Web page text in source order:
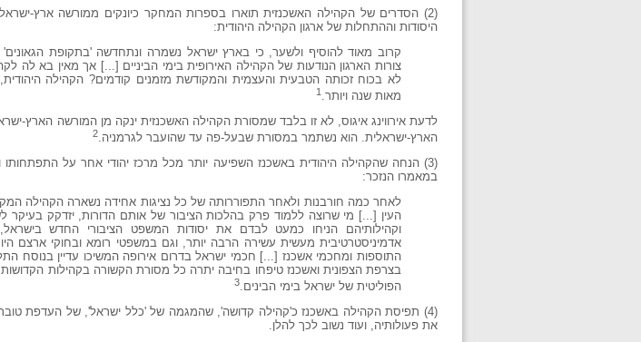
(2) הסדרים של הקהילה האשכנזית תוארו בספרות המחקר כיונקים ממורשה ארץ-
היסודות וההתחלות של ארגון הקהילה היהודית:
קרוב מאוד להוסיף ולשער, כי בארץ ישראל נשמרה ונתחדשה 'בתקופת
צורות הארגון הנודעות של הקהילה האירופית בימי הביניים [...] אך מאין בא
לא בכוח זכותה הטבעית והעצמית והמקודשת מזמנים קודמים? הקהילה
מאות שנה ויותר. 1
לדעת אירווינג איגוס, לא זו בלבד שמסורת הקהילה האשכנזית ינקה מן המורשה הארץ-
הארץ-ישראלית. הוא נשתמר במסורת שבעל-פה עד שהועבר לגרמניה.2
(3) הנחה שהקהילה היהודית באשכנז השפיעה יותר מכל מרכז יהודי אחר על
במאמרו הנזכר:
לאחר כמה חורבנות ולאחר התפוררותה של כל נציגות אחידה נשארה הקהילה
העין [...] מי שרוצה ללמוד פרק בהלכות הציבור של אותם הדורות, יזדקק בעיקר
וקהילותיהם הניחו כמעט לבדם את יסודות המשפט הציבורי החדש
אדמיניסטרטיבית מעשית עשירה הרבה יותר, וגם במשפטי רומא ובחוקי ארצם
התוספות ומחכמי אשכנז [...] חכמי ישראל בדרום אירופה המשיכו עדיין בנוסח
בצרפת הצפונית ואשכנז טיפחו בחיבה יתרה כל מסורת הקשורה בקהילות
הפוליטית של ישראל בימי הבינים.3
(4) תפיסת הקהילה באשכנז כ'קהילה קדושה', שהמגמה של 'כלל ישראל', של העדפת
את פעולותיה, ועוד נשוב לכך להלן.